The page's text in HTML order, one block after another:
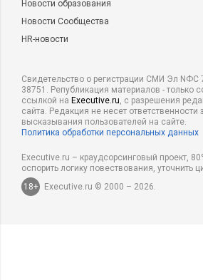
Новости образования
Новости Сообщества
HR-новости
Свидетельство о регистрации СМИ Эл NФС
38751. Републикация материалов - только
ссылкой на Executive.ru, с разрешения
сайта. Редакция не несет ответственности
высказывания пользователей на сайте.
Политика обработки персональных данных
Executive.ru – краудсорсинговый проект,
оспорить логику повествования,
18+
Executive.ru © 2000 – 2026.